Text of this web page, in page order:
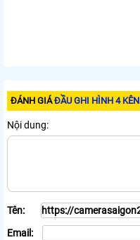
ĐÁNH GIÁĐẦU GHI HÌNH 4
Nội dung:
Tên:
Email: